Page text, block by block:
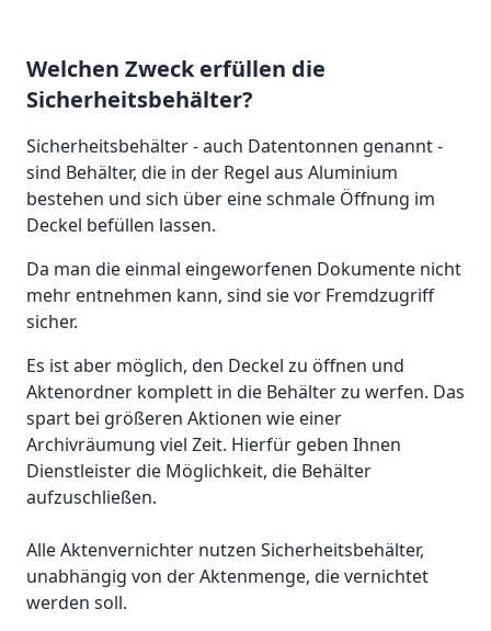
Welchen Zweck erfüllen die
Sicherheitsbehälter?
Sicherheitsbehälter - auch Datentonnen genannt -
sind Behälter, die in der Regel aus Aluminium
bestehen und sich über eine schmale Öffnung im
Deckel befüllen lassen.
Da man die einmal eingeworfenen Dokumente nicht
mehr entnehmen kann, sind sie vor Fremdzugriff
sicher.
Es ist aber möglich, den Deckel zu öffnen und
Aktenordner komplett in die Behälter zu werfen. Das
spart bei größeren Aktionen wie einer
Archivräumung viel Zeit. Hierfür geben Ihnen
Dienstleister die Möglichkeit, die Behälter
aufzuschließen.
Alle Aktenvernichter nutzen Sicherheitsbehälter,
unabhängig von der Aktenmenge, die vernichtet
werden soll.